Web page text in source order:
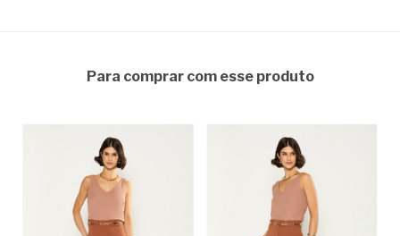
Para comprar com esse produto